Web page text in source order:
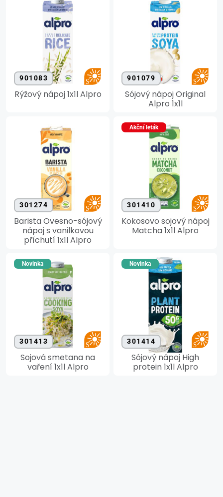
901083
Rýžový nápoj 1x1l Alpro
901079
Sójový nápoj Original
Alpro 1x1l
301274
Barista Ovesno-sójový
nápoj s vanilkovou
příchutí 1x1l Alpro
Akční leták
301410
Kokosovo sojový nápoj
Matcha 1x1l Alpro
Novinka
301413
Sojová smetana na
vaření 1x1l Alpro
Novinka
301414
Sójový nápoj High
protein 1x1l Alpro